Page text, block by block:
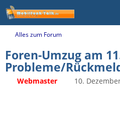
Alles zum Forum
Foren-Umzug am
Probleme/
Webmaster 10.